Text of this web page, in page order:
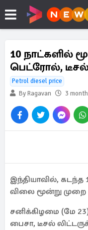
10 நாட்களில்
பெட்ரோல், டீசல்,
Petrol diesel price
By Ragavan
3
இந்தியாவில்,
விலை மூன்று முறை
சனிக்கிழமை (மே
பைசா, டீசல்